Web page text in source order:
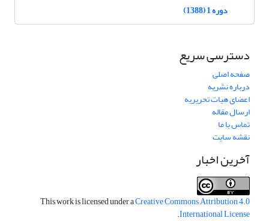
دوره 1 (1388)
دسترسی سریع
صفحه اصلی
درباره نشریه
اعضای هیات تحریریه
ارسال مقاله
تماس با ما
نقشه سایت
آخرین اخبار
This work is licensed under aCreative Commons Attribution 4.0
International License
.